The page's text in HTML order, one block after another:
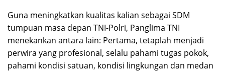
Guna meningkatkan kualitas kalian sebagai SDM
tumpuan masa depan TNI-Polri, Panglima TNI
menekankan antara lain: Pertama, tetaplah menjadi
perwira yang profesional, selalu pahami tugas pokok,
pahami kondisi satuan, kondisi lingkungan dan medan